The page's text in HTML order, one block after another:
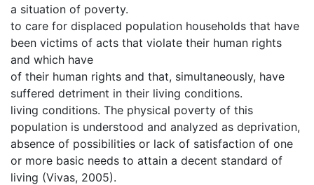
a situation of poverty.
to care for displaced population households that have
been victims of acts that violate their human rights
and which have
of their human rights and that, simultaneously, have
suffered detriment in their living conditions.
living conditions. The physical poverty of this
population is understood and analyzed as deprivation,
absence of possibilities or lack of satisfaction of one
or more basic needs to attain a decent standard of
living (Vivas, 2005).